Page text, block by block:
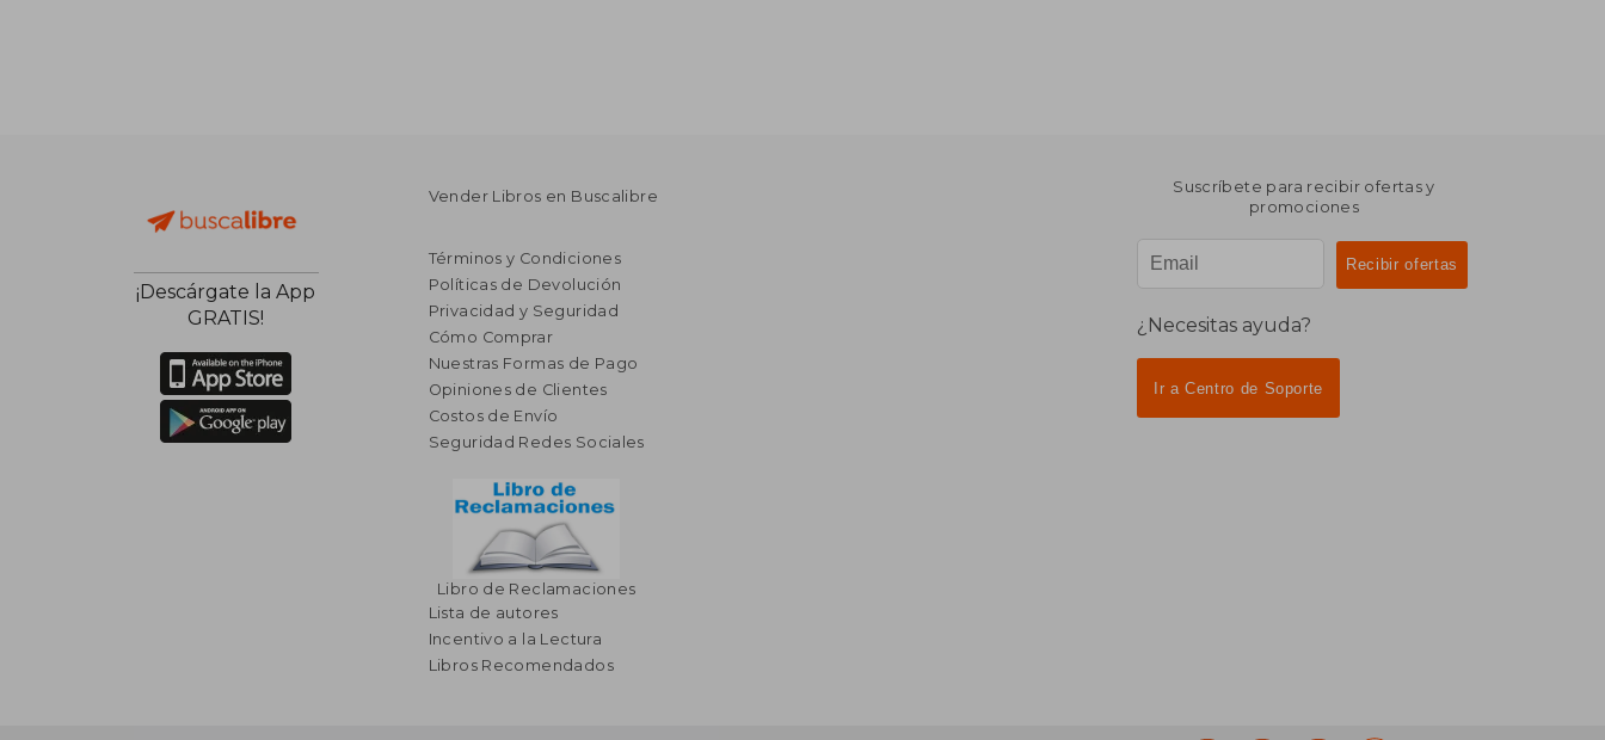
¡Descárgate la App
GRATIS!
Vender Libros en Buscalibre
Términos y Condiciones
Políticas de Devolución
Privacidad y Seguridad
Cómo Comprar
Nuestras Formas de Pago
Opiniones de Clientes
Costos de Envío
Seguridad Redes Sociales
Libro de Reclamaciones
Lista de autores
Incentivo a la Lectura
Libros Recomendados
Suscríbete para recibir ofertas y
promociones
¿Necesitas ayuda?
Ir a Centro de Soporte